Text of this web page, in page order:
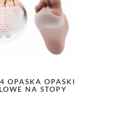
OPASKA OPASKI
NA STOPY